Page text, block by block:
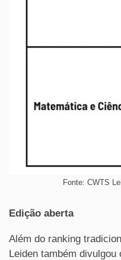
Fonte: CWTS
Edição aberta
Além do ranking
Leiden também divulgou